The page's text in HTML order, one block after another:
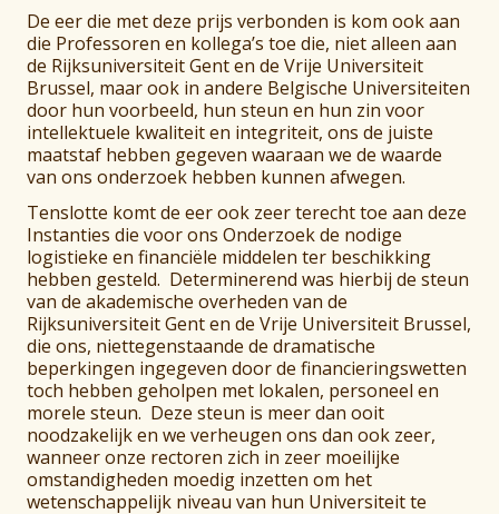
De eer die met deze prijs verbonden is kom ook aan
die Professoren en kollega’s toe die, niet alleen aan
de Rijksuniversiteit Gent en de Vrije Universiteit
Brussel, maar ook in andere Belgische Universiteiten
door hun voorbeeld, hun steun en hun zin voor
intellektuele kwaliteit en integriteit, ons de juiste
maatstaf hebben gegeven waaraan we de waarde
van ons onderzoek hebben kunnen afwegen.
Tenslotte komt de eer ook zeer terecht toe aan deze
Instanties die voor ons Onderzoek de nodige
logistieke en financiële middelen ter beschikking
hebben gesteld. Determinerend was hierbij de steun
van de akademische overheden van de
Rijksuniversiteit Gent en de Vrije Universiteit Brussel,
die ons, niettegenstaande de dramatische
beperkingen ingegeven door de financieringswetten
toch hebben geholpen met lokalen, personeel en
morele steun. Deze steun is meer dan ooit
noodzakelijk en we verheugen ons dan ook zeer,
wanneer onze rectoren zich in zeer moeilijke
omstandigheden moedig inzetten om het
wetenschappelijk niveau van hun Universiteit te